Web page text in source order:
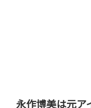
永作博美は元ア